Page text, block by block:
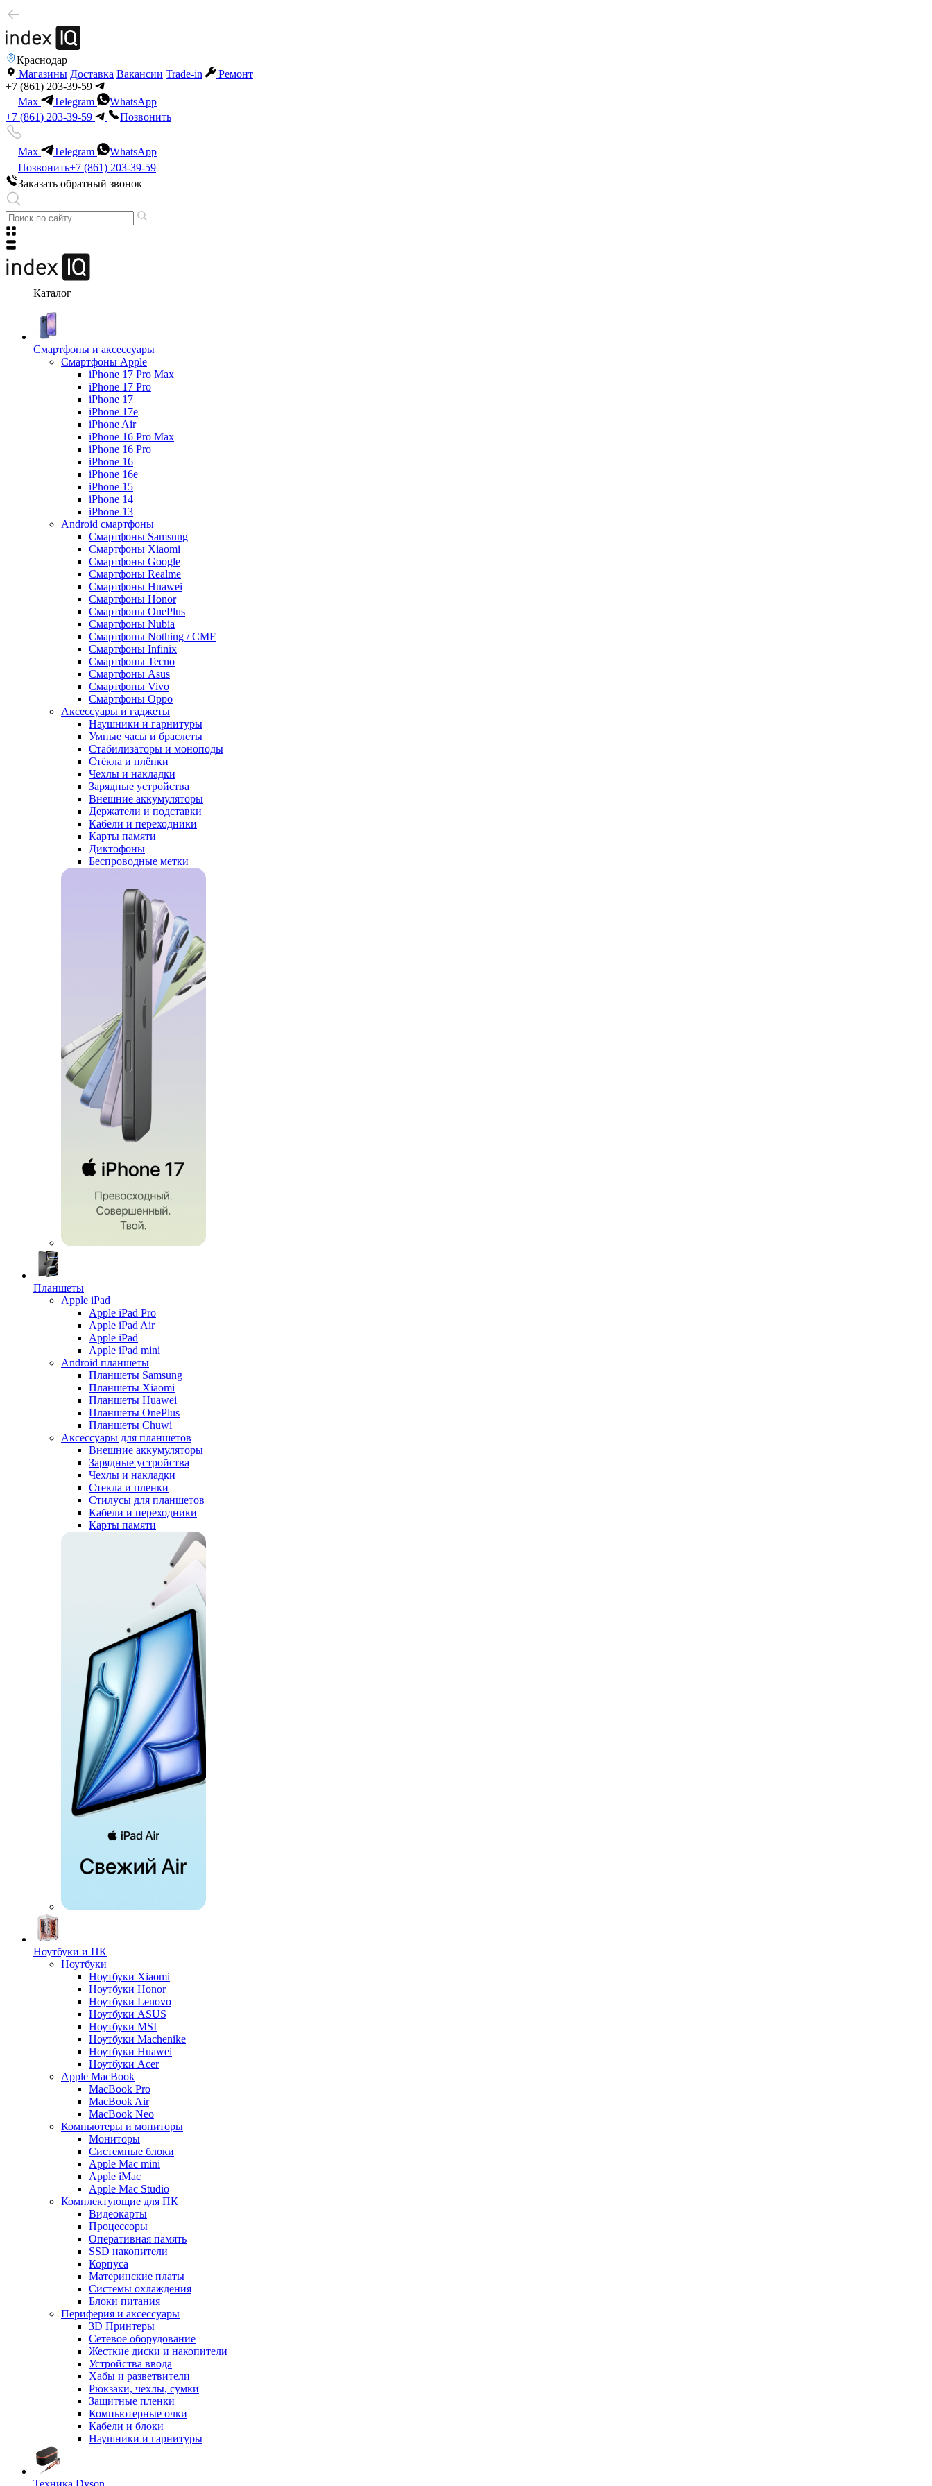
Краснодар
Магазины Доставка Вакансии Trade-in
Ремонт
+7 (861) 203-39-59
Max
Telegram
WhatsApp
+7 (861) 203-39-59
Позвонить
Max Telegram
WhatsApp
Позвонить+7 (861) 203-39-59
Заказать обратный звонок
Каталог
Смартфоны и аксессуары
Смартфоны Apple
iPhone 17 Pro Max
iPhone 17 Pro
iPhone 17
iPhone 17e
iPhone Air
iPhone 16 Pro Max
iPhone 16 Pro
iPhone 16
iPhone 16e
iPhone 15
iPhone 14
iPhone 13
Android cмартфоны
Смартфоны Samsung
Смартфоны Xiaomi
Смартфоны Google
Смартфоны Realme
Смартфоны Huawei
Смартфоны Honor
Смартфоны OnePlus
Смартфоны Nubia
Смартфоны Nothing / CMF
Смартфоны Infinix
Смартфоны Tecno
Смартфоны Asus
Смартфоны Vivo
Смартфоны Oppo
Аксессуары и гаджеты
Наушники и гарнитуры
Умные часы и браслеты
Стабилизаторы и моноподы
Стёкла и плёнки
Чехлы и накладки
Зарядные устройства
Внешние аккумуляторы
Держатели и подставки
Кабели и переходники
Карты памяти
Диктофоны
Беспроводные метки
Планшеты
Apple iPad
Apple iPad Pro
Apple iPad Air
Apple iPad
Apple iPad mini
Android планшеты
Планшеты Samsung
Планшеты Xiaomi
Планшеты Huawei
Планшеты OnePlus
Планшеты Chuwi
Аксессуары для планшетов
Внешние аккумуляторы
Зарядные устройства
Чехлы и накладки
Стекла и пленки
Стилусы для планшетов
Кабели и переходники
Карты памяти
Ноутбуки и ПК
Ноутбуки
Ноутбуки Xiaomi
Ноутбуки Honor
Ноутбуки Lenovo
Ноутбуки ASUS
Ноутбуки MSI
Ноутбуки Machenike
Ноутбуки Huawei
Ноутбуки Acer
Apple MacBook
MacBook Pro
MacBook Air
MacBook Neo
Компьютеры и мониторы
Мониторы
Системные блоки
Apple Mac mini
Apple iMac
Apple Mac Studio
Комплектующие для ПК
Видеокарты
Процессоры
Оперативная память
SSD накопители
Корпуса
Материнские платы
Системы охлаждения
Блоки питания
Периферия и аксессуары
3D Принтеры
Сетевое оборудование
Жесткие диски и накопители
Устройства ввода
Хабы и разветвители
Рюкзаки, чехлы, сумки
Защитные пленки
Компьютерные очки
Кабели и блоки
Наушники и гарнитуры
Техника Dyson